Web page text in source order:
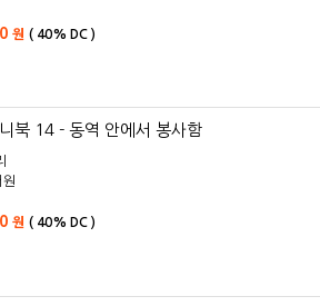
원 ( 40% DC )
북 14 - 동역 안에서 봉사함
원 ( 40% DC )